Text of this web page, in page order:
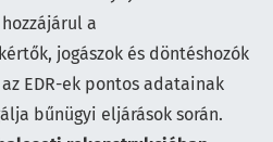
a
jogászok és döntéshozók
EDR-ek pontos adatainak
bűnügyi eljárások során.